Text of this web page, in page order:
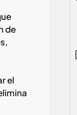
de
el